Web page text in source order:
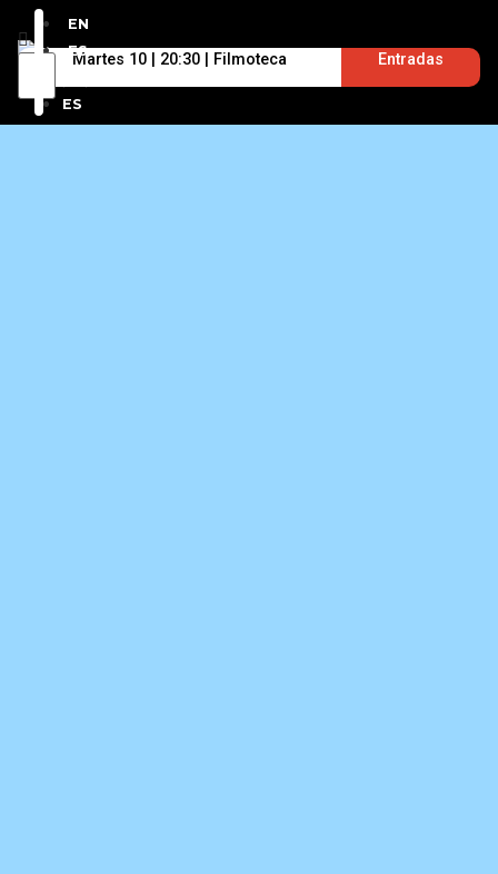
Martes 10 | 20:30 | Filmoteca Entradas
EN
ES
ES